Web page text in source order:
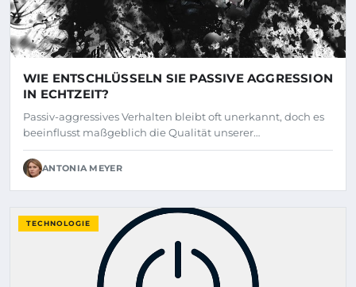
WIE ENTSCHLÜSSELN SIE PASSIVE AGGRESSION
IN ECHTZEIT?
Passiv-aggressives Verhalten bleibt oft unerkannt, doch es
beeinflusst maßgeblich die Qualität unserer…
ANTONIA MEYER
TECHNOLOGIE